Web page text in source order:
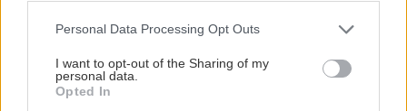
Please note that this website/app uses one or more Google
not limited to your visit or usage behaviour. You may click to
grant or deny consent to Google and its third-party tags to
use your data for below specified purposes in below Google
Personal Data Processing Opt Outs
I want to opt-out of the Sharing of my
personal data.
Opted In
ορμώμενων εκδρομέων του Σαββατοκύριακου.
Κτισμένο σε υψόμετρο 1820 μέτρων, το
καταφύγιο Μιχ. Δέφνερ μπορεί να φιλοξενήσει 35